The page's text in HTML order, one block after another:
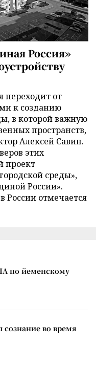
Россия»
переходит от
к созданию
в которой важную
пространств,
Алексей Савин.
этих
проект
среды»,
России».
России отмечается
по йеменскому
сознание во время